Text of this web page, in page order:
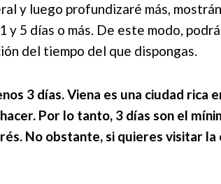
y luego profundizaré más,
y 5 días o más. De este modo,
del tiempo del que dispongas.
3 días. Viena es una ciudad rica
Por lo tanto, 3 días son el
No obstante, si quieres visitar la